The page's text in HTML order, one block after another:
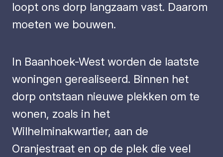
loopt ons dorp langzaam vast. Daarom
moeten we bouwen.
In Baanhoek-West worden de laatste
woningen gerealiseerd. Binnen het
dorp ontstaan nieuwe plekken om te
wonen, zoals in het
Wilhelminakwartier, aan de
Oranjestraat en op de plek die veel